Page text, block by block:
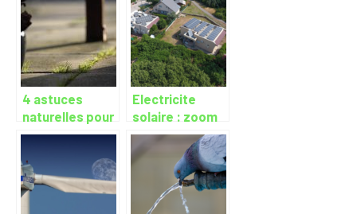
comment faire
?
4 astuces
naturelles pour
se debarrasser
herbes
Electricite
solaire : zoom
sur
l’autoconsommation
et la vente de
surplus